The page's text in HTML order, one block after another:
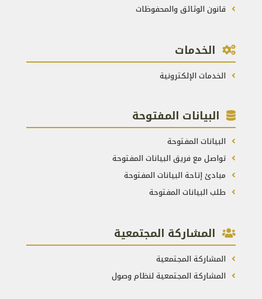
قانون الوثائق والمحفوظات
الخدمات
الخدمات الإلكترونية
البيانات المفتوحة
البيانات المفتوحة
تواصل مع فريق البيانات المفتوحة
مبادئ إتاحة البيانات المفتوحة
طلب البيانات المفتوحة
المشاركة المجتمعية
المشاركة المجتمعية
المشاركة المجتمعية لنظام وصول